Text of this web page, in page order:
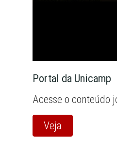
Portal da Unicamp
Acesse o conteúdo
Veja